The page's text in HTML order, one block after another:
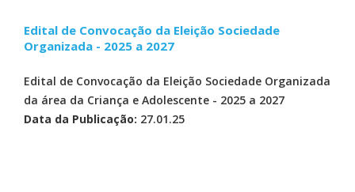
Edital de Convocação da Eleição Sociedade
Organizada - 2025 a 2027
Edital de Convocação da Eleição Sociedade Organizada
da área da Criança e Adolescente - 2025 a 2027
Data da Publicação: 27.01.25